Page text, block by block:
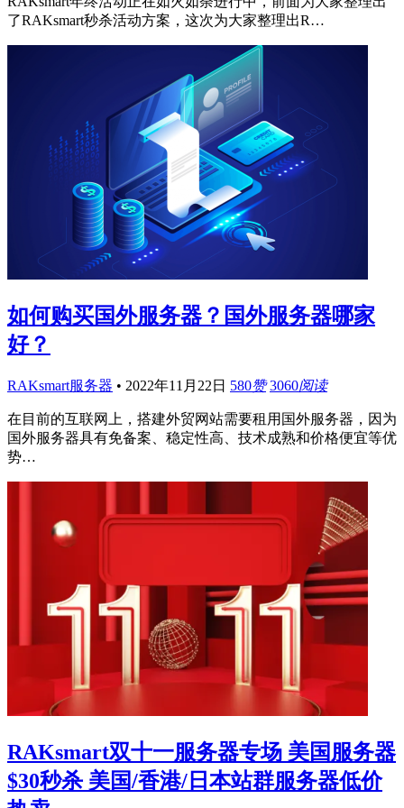
了RAKsmart秒杀活动方案，这次为大家整理出R…
如何购买国外服务器？国外服务器哪家
好？
RAKsmart服务器 • 2022年11月22日 580赞 3060阅读
在目前的互联网上，搭建外贸网站需要租用国外服务器，因为
国外服务器具有免备案、稳定性高、技术成熟和价格便宜等优
势…
RAKsmart双十一服务器专场 美国服务器
$30秒杀 美国/香港/日本站群服务器低价